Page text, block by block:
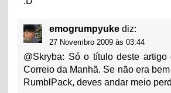
emogrumpyuke diz:
27 Novembro 2009 às 03:44
@Skryba: Só o título deste
Correio da Manhã. Se não era
RumblPack, deves andar meio